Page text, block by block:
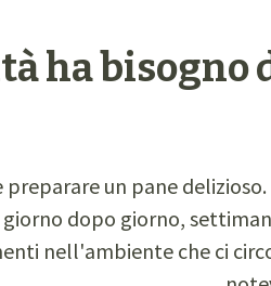
ha bisogno
preparare un pane
dopo giorno,
nell'ambiente che ci